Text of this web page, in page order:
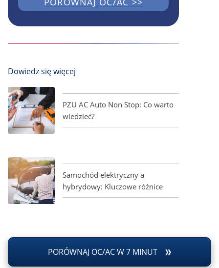
Dowiedz się więcej
PZU AC Auto Non Stop: Co warto
wiedzieć?
Samochód elektryczny a
hybrydowy: Kluczowe różnice
PORÓWNAJ OC/AC W 7 MINUT